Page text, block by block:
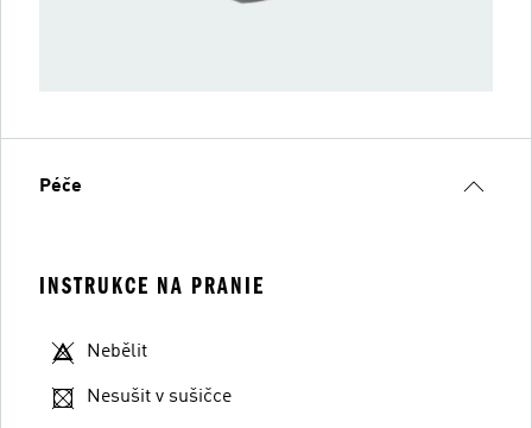
Péče
INSTRUKCE NA PRANIE
Nebělit
Nesušit v sušičce